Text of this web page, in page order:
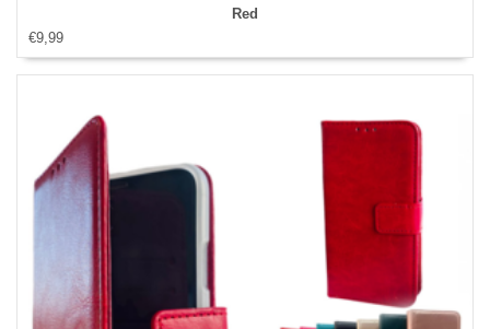
Red
€9,99